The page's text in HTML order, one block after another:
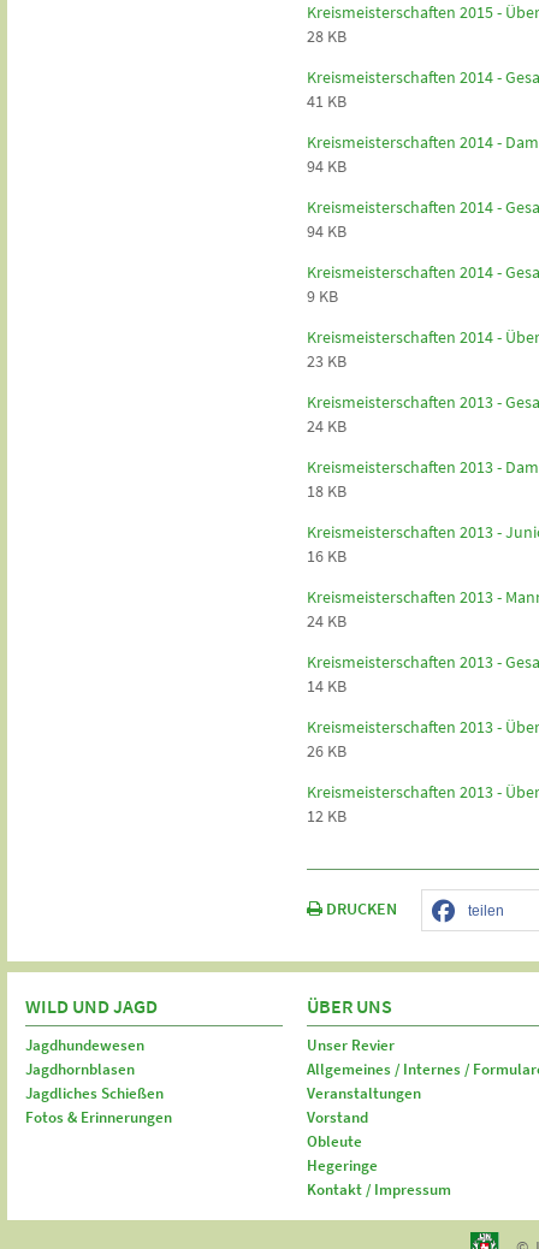
Kreismeisterschaften 2015 -
28 KB
Kreismeisterschaften 2014 -
41 KB
Kreismeisterschaften 2014 -
94 KB
Kreismeisterschaften 2014 -
94 KB
Kreismeisterschaften 2014 -
9 KB
Kreismeisterschaften 2014 -
23 KB
Kreismeisterschaften 2013 -
24 KB
Kreismeisterschaften 2013 -
18 KB
Kreismeisterschaften 2013 -
16 KB
Kreismeisterschaften 2013 -
24 KB
Kreismeisterschaften 2013 -
14 KB
Kreismeisterschaften 2013 -
26 KB
Kreismeisterschaften 2013 -
12 KB
DRUCKEN teilen
WILD UND JAGD
Jagdhundewesen
Jagdhornblasen
Jagdliches Schießen
Fotos & Erinnerungen
ÜBER UNS
Unser Revier
Allgemeines / Internes /
Veranstaltungen
Vorstand
Obleute
Hegeringe
Kontakt / Impressum